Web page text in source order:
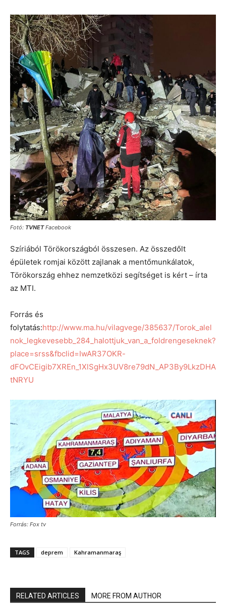
Fotó: TVNETFacebook
Szíriából Törökországból összesen. Az összedőlt
épületek romjai között zajlanak a mentőmunkálatok,
Törökország ehhez nemzetközi segítséget is kért – írta
az MTI.
Forrás és
folytatás:http://www.ma.hu/vilagvege/385637/Torok_alel
nok_legkevesebb_284_halottjuk_van_a_foldrengeseknek?
place=srss&fbclid=IwAR37OKR-
dFOvCEigib7XREn_1XlSgHx3UV8re79dN_AP3By9LkzDHA
tNRYU
Forrás: Fox tv
TAGS deprem Kahramanmaraş
RELATED ARTICLES MORE FROM AUTHOR